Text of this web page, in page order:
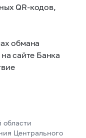
QR-кодов,
обмана
сайте Банка
области
Центрального